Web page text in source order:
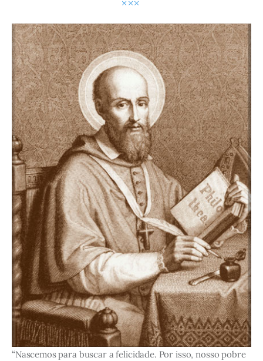
“Nascemos para buscar a felicidade. Por isso, nosso pobre